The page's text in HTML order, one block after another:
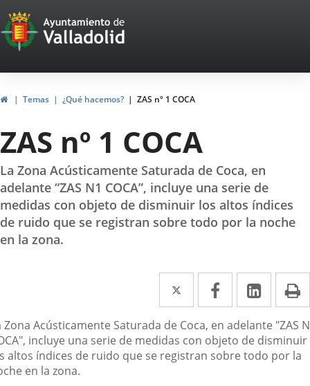
Portal
Web
del
Ayuntamiento
de
Valladolid
InicioTemas ¿Qué hacemos? ZAS nº 1 COCA
ZAS nº 1 COCA
La Zona Acústicamente Saturada de Coca, en
adelante “ZAS N1 COCA”, incluye una serie de
medidas con objeto de disminuir los altos índices
de ruido que se registran sobre todo por la noche
en la zona.
Twitter
Enlace
a
una
aplicación
Facebook
Enlace
a
una
aplicación
Enlace
a
una
Zona Acústicamente Saturada de Coca, en adelante "ZAS
incluye una serie de medidas con objeto de disminuir
altos índices de ruido que se registran sobre todo por la
en la zona.